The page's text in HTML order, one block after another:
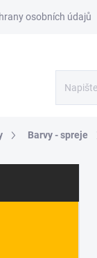
osobních údajů
Barvy - spreje